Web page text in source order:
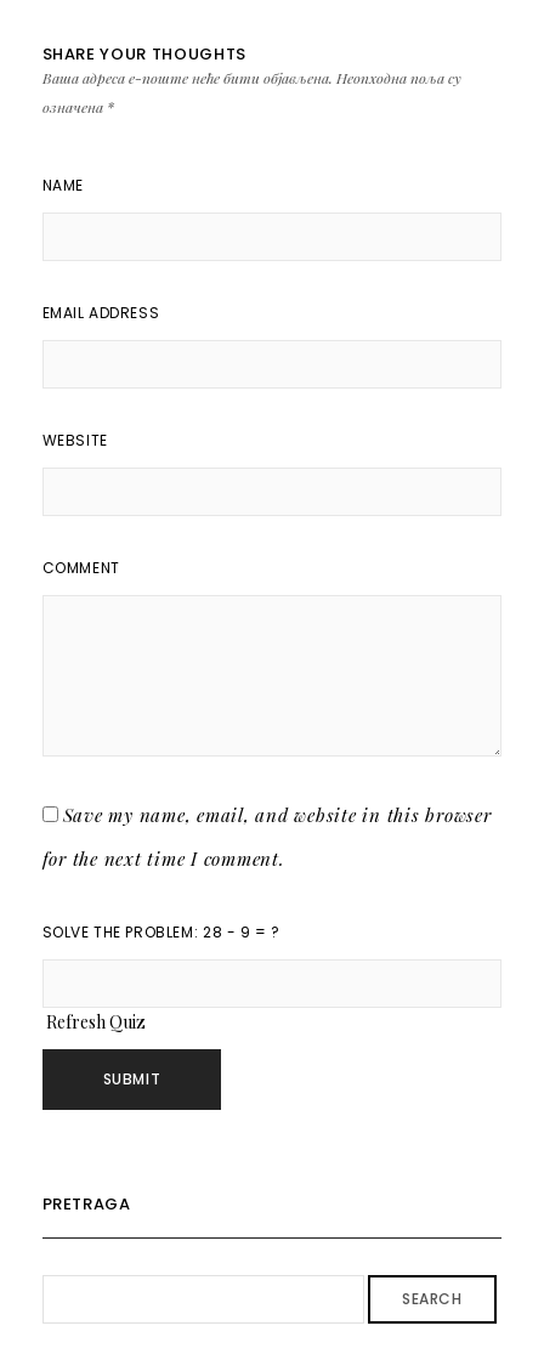
SHARE YOUR THOUGHTS
Ваша адреса е-поште неће бити објављена. Неопходна поља су
означена *
NAME
EMAIL ADDRESS
WEBSITE
COMMENT
Save my name, email, and website in this browser
for the next time I comment.
SOLVE THE PROBLEM: 28 - 9 = ?
Refresh Quiz
PRETRAGA
SEARCH